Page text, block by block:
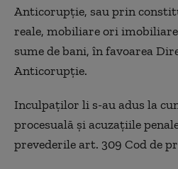
Anticorupție, sau prin
reale, mobiliare ori
sume de bani, în favoarea
Anticorupție.
Inculpaților li s-au adus la
procesuală și acuzațiile
prevederile art. 309 Cod de